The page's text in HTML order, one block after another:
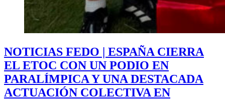
NOTICIAS FEDO | ESPAÑA CIERRA
EL ETOC CON UN PODIO EN
PARALÍMPICA Y UNA DESTACADA
ACTUACIÓN COLECTIVA EN